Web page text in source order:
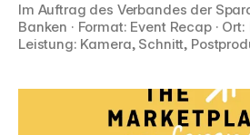
Im Auftrag des Verbandes der
Banken · Format: Event Recap · Ort:
Leistung: Kamera, Schnitt,